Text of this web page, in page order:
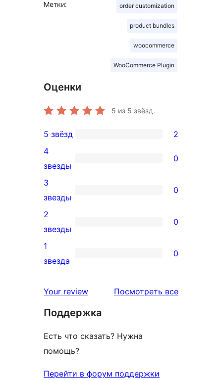
Метки: order customization
product bundles
woocommerce
WooCommerce Plugin
Оценки
5 из 5 звёзд.
2
5-
звездный
отзыв
5 звёзд 2
0
4-
звездный
отзыв
4
звезды
0
0
3-
звездный
отзыв
3
звезды
0
0
2-
звездный
2
звезды
0
0
звездный
1
звезда
0
Your review Посмотреть всеотзывы
Поддержка
Есть что сказать? Нужна
помощь?
Перейти в форум поддержки